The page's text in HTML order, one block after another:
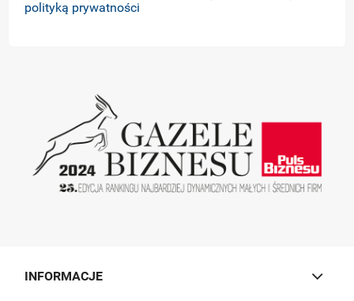
polityką prywatności
INFORMACJE